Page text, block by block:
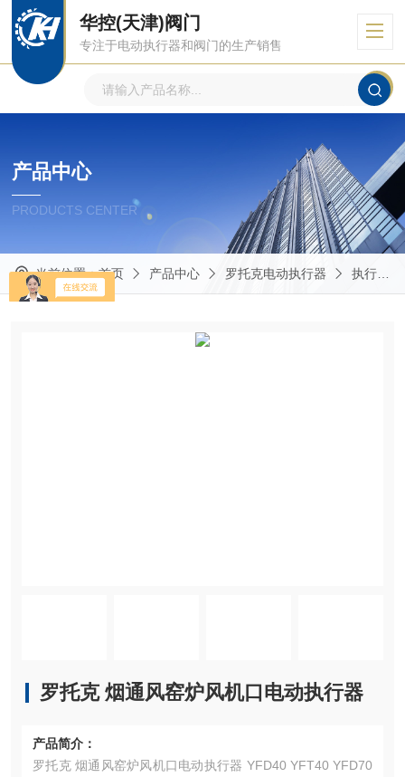
华控(天津)阀门
专注于电动执行器和阀门的生产销售
产品中心
PRODUCTS CENTER
当前位置：首页 产品中心 罗托克电动执行器 执行器
罗托克 烟通风窑炉风机口电动执行器
产品简介：
罗托克 烟通风窑炉风机口电动执行器 YFD40 YFT40 YFD70